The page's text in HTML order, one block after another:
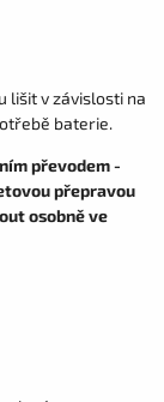
lišit v závislosti na
baterie.
převodem -
přepravou
osobně ve